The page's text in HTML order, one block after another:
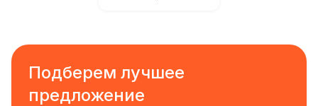
Подберем лучшее
предложение